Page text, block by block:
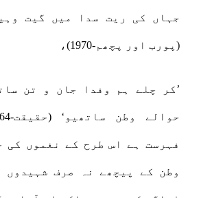
جہاں کی ریت سدا میں گیت
(پورب اور پچھم-1970)،
’کر چلے ہم وفدا جان و تن
فہرست ہے اس طرح کے نغموں کی
وطن کے پیچھے نہ صرف شہیدوں